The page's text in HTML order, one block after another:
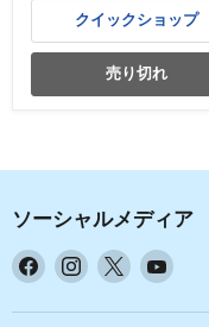
クイックショップ
売り切れ
ソーシャルメディア
Facebook
見
Instagram
見
X
見
見